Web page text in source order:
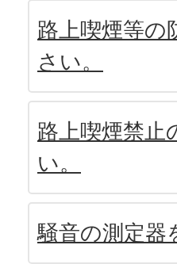
路上喫煙等の
さい。
路上喫煙禁止
い。
騒音の測定器